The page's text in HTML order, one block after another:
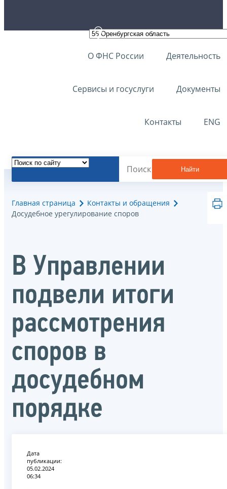
О ФНС России Деятельность
Сервисы и госуслуги Документы
Контакты ENG
Найти
Главная страница
Контакты и обращения
Досудебное урегулирование споров
В Управлении
подвели итоги
рассмотрения
споров в
досудебном
порядке
Дата
публикации:
05.02.2024
06:34